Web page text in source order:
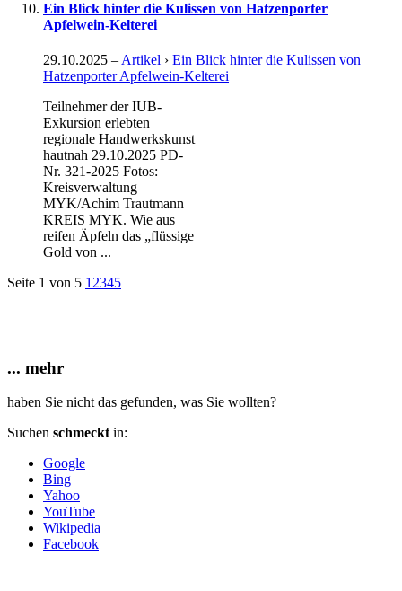
Ein Blick hinter die Kulissen von Hatzenporter
Apfelwein-Kelterei
29.10.2025 –Artikel › Ein Blick hinter die Kulissen von
Hatzenporter Apfelwein-Kelterei
Teilnehmer der IUB-
Exkursion erlebten
regionale Handwerkskunst
hautnah 29.10.2025 PD-
Nr. 321-2025 Fotos:
Kreisverwaltung
MYK/Achim Trautmann
KREIS MYK. Wie aus
reifen Äpfeln das „flüssige
Gold von ...
Seite 1 von 5 12345
... mehr
haben Sie nicht das gefunden, was Sie wollten?
Suchen schmeckt in:
Google
Bing
Yahoo
YouTube
Wikipedia
Facebook